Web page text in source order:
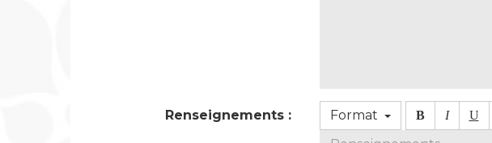
Renseignements : Format B I U